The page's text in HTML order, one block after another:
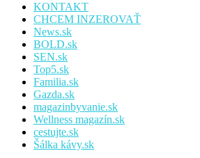
KONTAKT
CHCEM INZEROVAŤ
News.sk
BOLD.sk
SEN.sk
Top5.sk
Familia.sk
Gazda.sk
magazinbyvanie.sk
Wellness magazín.sk
cestujte.sk
Šálka kávy.sk